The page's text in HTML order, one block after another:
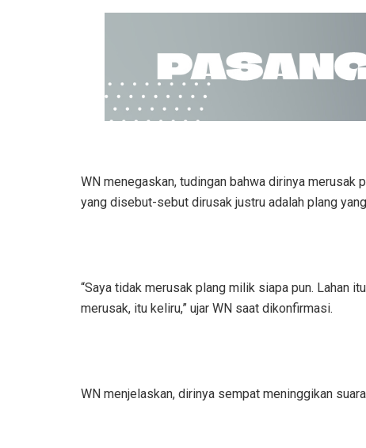
WN menegaskan, tudingan bahwa dirinya merusak
yang disebut-sebut dirusak justru adalah plang
“Saya tidak merusak plang milik siapa pun. Lahan
merusak, itu keliru,” ujar WN saat dikonfirmasi.
WN menjelaskan, dirinya sempat meninggikan